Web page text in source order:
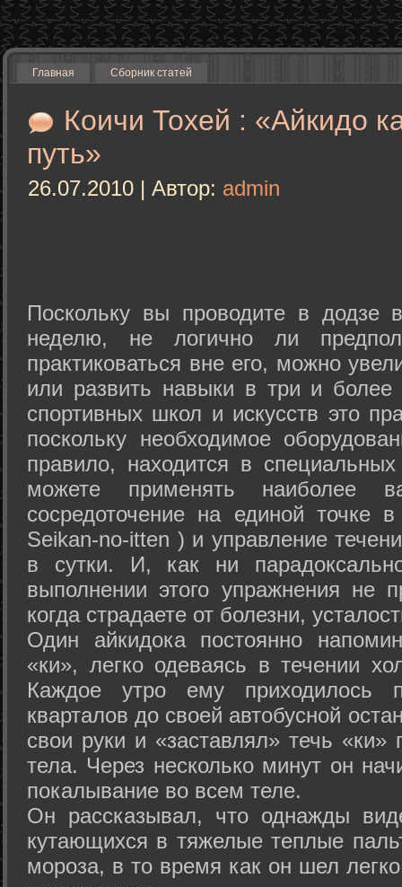
Главная Сборник статей
Коичи Тохей : «Айкидо
путь»
26.07.2010 | Автор: admin
Поскольку вы проводите в додзе
неделю, не логично ли
практиковаться вне его, можно
или развить навыки в три и
спортивных школ и искусств это
поскольку необходимое
правило, находится в
можете применять наиболее
сосредоточение на единой точке
Seikan-­no-­itten ) и управление
в сутки. И, как ни
выполнении этого упражнения не
когда страдаете от болезни,
Один айкидока постоянно
«ки», легко одеваясь в течении
Каждое утро ему приходилось
кварталов до своей автобусной
свои руки и «заставлял» течь «ки»
тела. Через несколько минут он
покалывание во всем теле.
Он рассказывал, что однажды
кутающихся в тяжелые теплые
мороза, в то время как он шел